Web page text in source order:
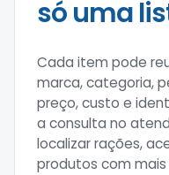
só uma
Cada item pode
marca, categoria,
preço, custo e
a consulta no
localizar rações,
produtos com mais